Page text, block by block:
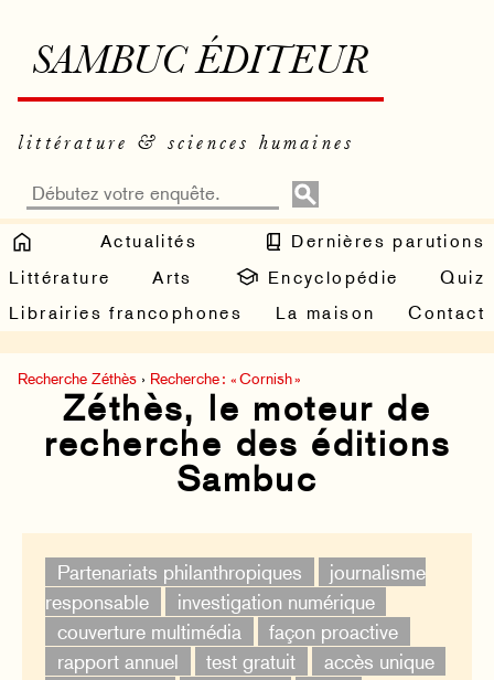
SAMBUC ÉDITEUR
littérature & sciences humaines
Actualités
Dernières parutions
Littérature
Arts Encyclopédie
Quiz
Librairies francophones
La maison Contact
Recherche Zéthès › Recherche : « Cornish »
Zéthès, le moteur de
recherche des éditions
Sambuc
Partenariats philanthropiques
journalisme
responsable
investigation numérique
couverture multimédia
façon proactive
rapport annuel
test gratuit
accès unique